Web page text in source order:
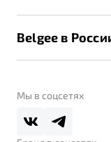
Калькулятор ТО
Помощь на дорогах
Belgee Линк
Belgee Плюс
Контакты
Belgee в
О дилерском центре
Правовая
Мы в соцсетях